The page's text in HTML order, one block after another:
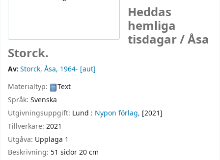
Heddas
hemliga
tisdagar /Åsa
Storck.
Av:Storck, Åsa, 1964- [aut]
Materialtyp:
Text
Språk: Svenska
Utgivningsuppgift: Lund : Nypon förlag, [2021]
Tillverkare: 2021
Utgåva: Upplaga 1
Beskrivning: 51 sidor 20 cm